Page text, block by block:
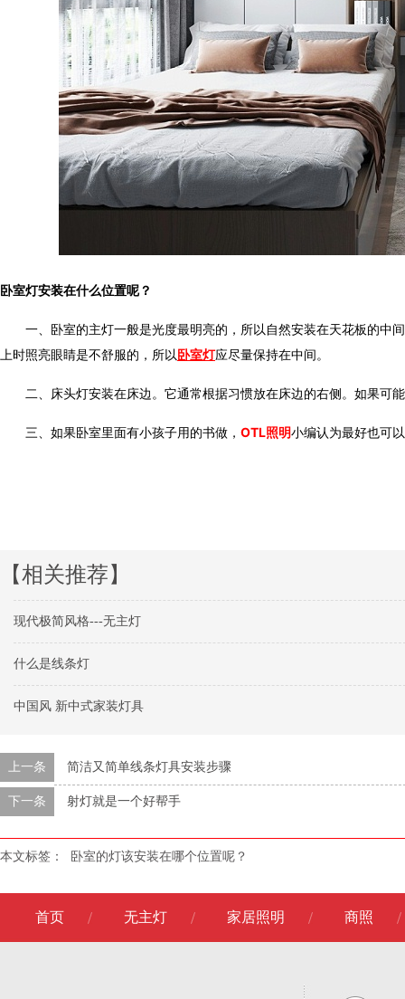
卧室灯安装在什么位置呢？
一、卧室的主灯一般是光度最明亮的，所以自然安装在天花板的中间
上时照亮眼睛是不舒服的，所以卧室灯应尽量保持在中间。
二、床头灯安装在床边。它通常根据习惯放在床边的右侧。如果可能
三、如果卧室里面有小孩子用的书做， OTL照明小编认为最好也可以
【相关推荐】
现代极简风格---无主灯
什么是线条灯
中国风 新中式家装灯具
上一条 简洁又简单线条灯具安装步骤
下一条 射灯就是一个好帮手
本文标签： 卧室的灯该安装在哪个位置呢？
首页 无主灯 家居照明 商照